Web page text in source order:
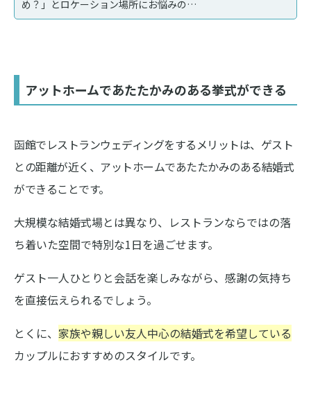
め？」とロケーション場所にお悩みの…
アットホームであたたかみのある挙式ができる
函館でレストランウェディングをするメリットは、ゲスト
との距離が近く、アットホームであたたかみのある結婚式
ができることです。
大規模な結婚式場とは異なり、レストランならではの落
ち着いた空間で特別な1日を過ごせます。
ゲスト一人ひとりと会話を楽しみながら、感謝の気持ち
を直接伝えられるでしょう。
とくに、 家族や親しい友人中心の結婚式を希望している
カップルにおすすめのスタイルです。